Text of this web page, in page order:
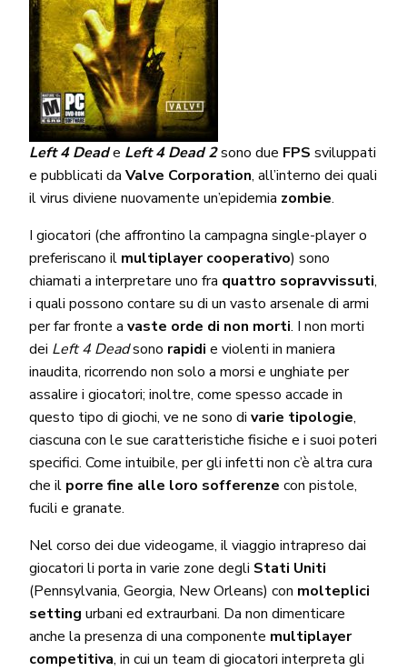
Left 4 Deade Left 4 Dead 2sono due FPSsviluppati
e pubblicati daValve Corporation, all’interno dei quali
il virus diviene nuovamente un’epidemia zombie.
I giocatori (che affrontino la campagna single-player o
preferiscano il multiplayer cooperativo) sono
chiamati a interpretare uno fra quattro sopravvissuti,
i quali possono contare su di un vasto arsenale di armi
per far fronte avaste orde di non morti. I non morti
dei Left 4 Deadsono rapidie violenti in maniera
inaudita, ricorrendo non solo a morsi e unghiate per
assalire i giocatori; inoltre, come spesso accade in
questo tipo di giochi, ve ne sono divarie tipologie,
ciascuna con le sue caratteristiche fisiche e i suoi poteri
specifici. Come intuibile, per gli infetti non c’è altra cura
che il porre fine alle loro sofferenze con pistole,
fucili e granate.
Nel corso dei due videogame, il viaggio intrapreso dai
giocatori li porta in varie zone degli Stati Uniti
(Pennsylvania, Georgia, New Orleans) con molteplici
setting urbani ed extraurbani. Da non dimenticare
anche la presenza di una componente multiplayer
competitiva, in cui un team di giocatori interpreta gli